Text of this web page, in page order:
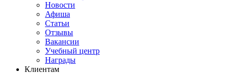
Новости
Афиша
Статьи
Отзывы
Вакансии
Учебный центр
Награды
Клиентам